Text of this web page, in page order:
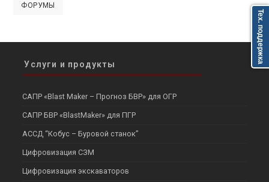
ФОРУМЫ
Услуги и продукты
САПР «Blast Maker – Прогноз БВР» для ОГР
САПР БВР «BlastMaker» для ПГР
АССД “Кобус – Буровой станок”
Цифровизация СЗМ
Цифровизация экскаваторов
Тех. поддержка